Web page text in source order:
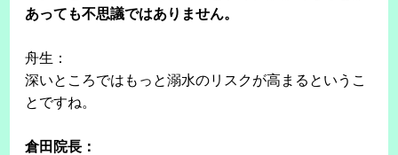
あっても不思議ではありません。
舟生：
深いところではもっと溺水のリスクが高まるというこ
とですね。
倉田院長：